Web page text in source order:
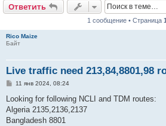
Ответить
1 сообщение • Страница 1
Rico Maize
Байт
Live traffic need 213,84,8801,98
С
о
щ
е
11 янв 2024, 08:24
Looking for following NCLI and TDM routes:
Algeria 2135,2136,2137
Bangladesh 8801